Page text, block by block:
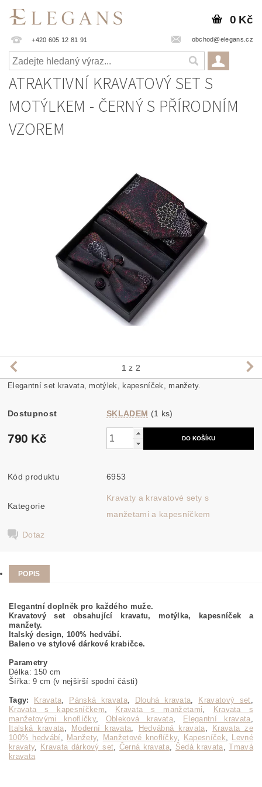
+420 605 12 81 91 obchod@elegans.cz
0 Kč
ATRAKTIVNÍ KRAVATOVÝ SET S
MOTÝLKEM - ČERNÝ S PŘÍRODNÍM
VZOREM
1 z 2
Elegantní set kravata, motýlek, kapesníček, manžety.
Dostupnost SKLADEM (1 ks)
790 Kč
Kód produktu 6953
Kategorie
Kravaty a kravatové sety s
manžetami a kapesníčkem
Dotaz
POPIS
Elegantní doplněk pro každého muže.
Kravatový set obsahující kravatu, motýlka, kapesníček a
manžety.
Italský design, 100% hedvábí.
Baleno ve stylové dárkové krabičce.
Parametry
Délka: 150 cm
Šířka: 9 cm (v nejširší spodní části)
Tagy: Kravata, Pánská kravata, Dlouhá kravata, Kravatový set,
Kravata s kapesníčkem, Kravata s manžetami,
Kravata s
manžetovými knoflíčky, Obleková kravata, Elegantní kravata,
Italská kravata, Moderní kravata, Hedvábná kravata,
Kravata ze
100% hedvábí, Manžety, Manžetové knoflíčky, Kapesníček, Levné
kravaty, Kravata dárkový set, Černá kravata, Šedá kravata,Tmavá
kravata